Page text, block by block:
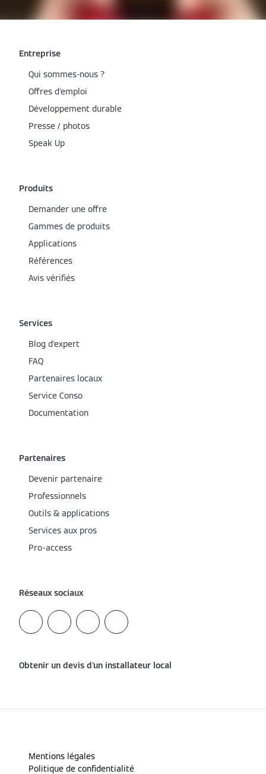
Entreprise
Qui sommes-nous ?
Offres d'emploi
Développement durable
Presse / photos
Speak Up
Produits
Demander une offre
Gammes de produits
Applications
Références
Avis vérifiés
Services
Blog d'expert
FAQ
Partenaires locaux
Service Conso
Documentation
Partenaires
Devenir partenaire
Professionnels
Outils & applications
Services aux pros
Pro-access
Réseaux sociaux
Obtenir un devis d'un installateur local
Mentions légales
Politique de confidentialité